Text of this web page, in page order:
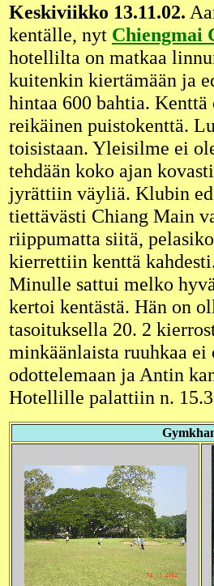
Keskiviikko 13.11.02.
kentälle, nyt Chiengmai
hotellilta on matkaa
kuitenkin kiertämään ja
hintaa 600 bahtia. Kenttä
reikäinen puistokenttä.
toisistaan. Yleisilme ei
tehdään koko ajan
jyrättiin väyliä. Klubin
tiettävästi Chiang Main
riippumatta siitä,
kierrettiin kenttä
Minulle sattui melko
kertoi kentästä. Hän on
tasoituksella 20. 2
minkäänlaista ruuhkaa
odottelemaan ja Antin
Hotellille palattiin n.